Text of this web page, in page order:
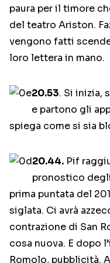
paura per il timore
del teatro Ariston.
vengono fatti
loro lettera in mano.
20.53. Si inizia,
e partono gli
spiega come si sia
20.44. Pif
pronostico
prima puntata del
siglata. Ci avrà
contrazione di San
cosa nuova. E dopo
Romolo, pubblicità.